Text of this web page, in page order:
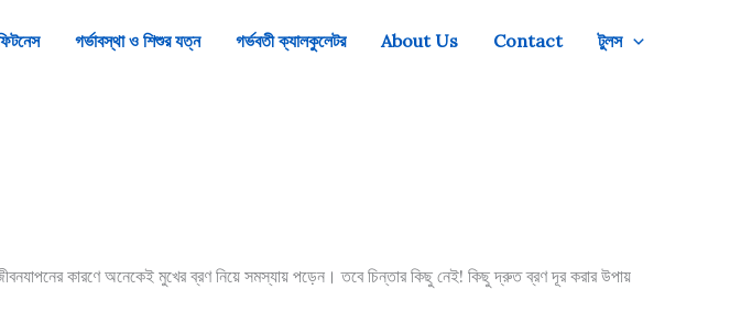
গর্ভাবস্থা ও শিশুর যত্ন গর্ভবতী ক্যালকুলেটর About Us Contact টুলস
কারণে অনেকেই মুখের ব্রণ নিয়ে সমস্যায় পড়েন। তবে চিন্তার কিছু নেই! কিছু দ্রুত ব্রণ দূর করার উপায়